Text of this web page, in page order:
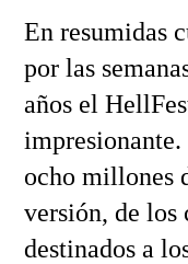
En resumidas
por las
años el
impresionante.
ocho millones
versión, de los
destinados a